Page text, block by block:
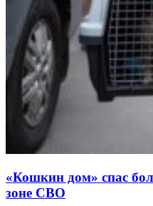
«Кошкин дом» спас
зоне СВО